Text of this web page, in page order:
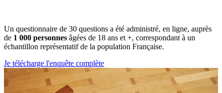
Un questionnaire de 30 questions a été administré, en ligne, auprès
de 1 000 personnes âgées de 18 ans et +, correspondant à un
échantillon représentatif de la population Française.
Je télécharge l'enquête complète